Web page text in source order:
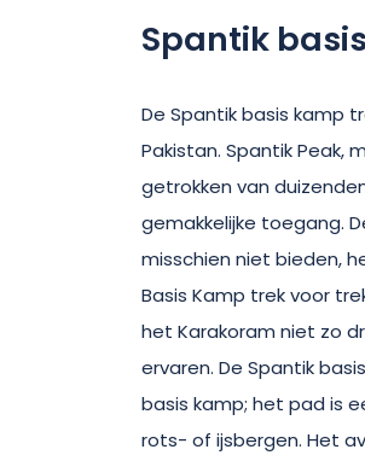
Spantik
De Spantik basis kamp
Pakistan. Spantik
getrokken van
gemakkelijke toegang.
misschien niet bieden,
Basis Kamp trek voor
het Karakoram niet zo
ervaren. De Spantik
basis kamp; het pad is
rots- of ijsbergen. Het